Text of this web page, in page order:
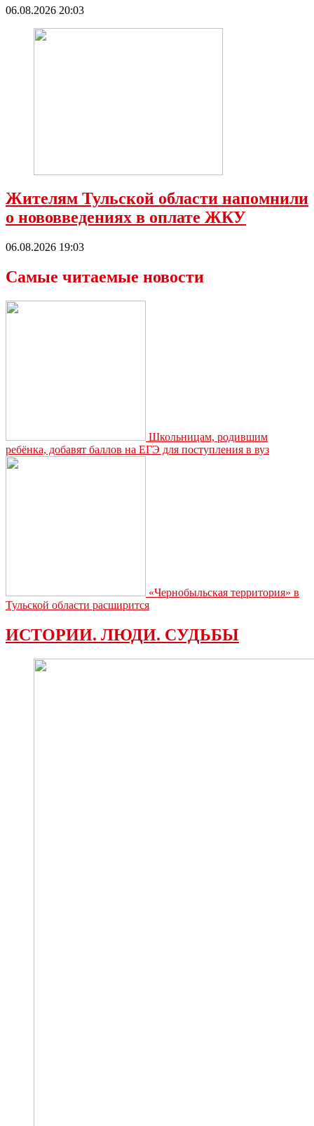
06.08.2026 20:03
Жителям Тульской области напомнили
о нововведениях в оплате ЖКУ
06.08.2026 19:03
Самые читаемые новости
Школьницам, родившим
ребёнка, добавят баллов на ЕГЭ для поступления в вуз
«Чернобыльская территория» в
Тульской области расширится
ИСТОРИИ. ЛЮДИ. СУДЬБЫ